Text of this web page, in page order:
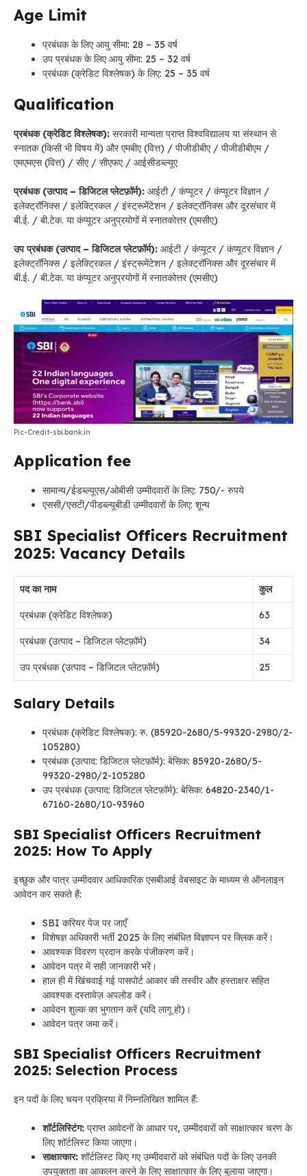
Age Limit
प्रबंधक के लिए आयु सीमा: 28 – 35 वर्ष
उप प्रबंधक के लिए आयु सीमा: 25 – 32 वर्ष
प्रबंधक (क्रेडिट विश्लेषक) के लिए: 25 – 35 वर्ष
Qualification
प्रबंधक (क्रेडिट विश्लेषक): सरकारी मान्यता प्राप्त विश्वविद्यालय या संस्थान से
स्नातक (किसी भी विषय में) और एमबीए (वित्त) / पीजीडीबीए / पीजीडीबीएम /
एमएमएस (वित्त) / सीए / सीएफए / आईसीडब्ल्यूए
प्रबंधक (उत्पाद – डिजिटल प्लेटफ़ॉर्म): आईटी / कंप्यूटर / कंप्यूटर विज्ञान /
इलेक्ट्रॉनिक्स / इलेक्ट्रिकल / इंस्ट्रूमेंटेशन / इलेक्ट्रॉनिक्स और दूरसंचार में
बी.ई. / बी.टेक. या कंप्यूटर अनुप्रयोगों में स्नातकोत्तर (एमसीए)
उप प्रबंधक (उत्पाद – डिजिटल प्लेटफ़ॉर्म): आईटी / कंप्यूटर / कंप्यूटर विज्ञान /
इलेक्ट्रॉनिक्स / इलेक्ट्रिकल / इंस्ट्रूमेंटेशन / इलेक्ट्रॉनिक्स और दूरसंचार में
बी.ई. / बी.टेक. या कंप्यूटर अनुप्रयोगों में स्नातकोत्तर (एमसीए)
Pic-Credit-sbi.bank.in
Application fee
सामान्य/ईडब्ल्यूएस/ओबीसी उम्मीदवारों के लिए: 750/- रुपये
एससी/एसटी/पीडब्ल्यूबीडी उम्मीदवारों के लिए: शून्य
SBI Specialist Officers Recruitment
2025: Vacancy Details
पद का नाम कुल
प्रबंधक (क्रेडिट विश्लेषक) 63
प्रबंधक (उत्पाद – डिजिटल प्लेटफ़ॉर्म) 34
उप प्रबंधक (उत्पाद – डिजिटल प्लेटफ़ॉर्म) 25
Salary Details
प्रबंधक (क्रेडिट विश्लेषक): रु. (85920-2680/5-99320-2980/2-
105280)
प्रबंधक (उत्पाद: डिजिटल प्लेटफ़ॉर्म): बेसिक: 85920-2680/5-
99320-2980/2-105280
उप प्रबंधक (उत्पाद: डिजिटल प्लेटफ़ॉर्म): बेसिक: 64820-2340/1-
67160-2680/10-93960
SBI Specialist Officers Recruitment
2025: How To Apply
इच्छुक और पात्र उम्मीदवार आधिकारिक एसबीआई वेबसाइट के माध्यम से ऑनलाइन
आवेदन कर सकते हैं:
SBI करियर पेज पर जाएँ
विशेषज्ञ अधिकारी भर्ती 2025 के लिए संबंधित विज्ञापन पर क्लिक करें।
आवश्यक विवरण प्रदान करके पंजीकरण करें।
आवेदन पत्र में सही जानकारी भरें।
हाल ही में खिंचवाई गई पासपोर्ट आकार की तस्वीर और हस्ताक्षर सहित
आवश्यक दस्तावेज़ अपलोड करें।
आवेदन शुल्क का भुगतान करें (यदि लागू हो)।
आवेदन पत्र जमा करें।
SBI Specialist Officers Recruitment
2025: Selection Process
इन पदों के लिए चयन प्रक्रिया में निम्नलिखित शामिल हैं:
शॉर्टलिस्टिंग: प्राप्त आवेदनों के आधार पर, उम्मीदवारों को साक्षात्कार चरण के
लिए शॉर्टलिस्ट किया जाएगा।
साक्षात्कार: शॉर्टलिस्ट किए गए उम्मीदवारों को संबंधित पदों के लिए उनकी
उपयुक्तता का आकलन करने के लिए साक्षात्कार के लिए बुलाया जाएगा।